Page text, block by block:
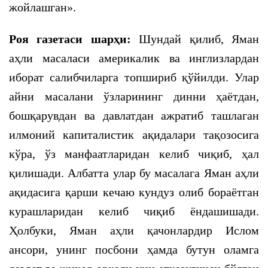
жойлашган».
Роя газетаси шарҳи: Шундай қилиб, Яман
аҳли масаласи америкалик ва инглизлардан
иборат салибчиларга топшириб қўйилди. Улар
айни масалани ўзларининг динни ҳаётдан,
бошқарувдан ва давлатдан ажратиб ташлаган
илмоний капиталистик ақидалари тақозосига
кўра, ўз манфаатларидан келиб чиқиб, ҳал
қилишади. Албатта улар бу масалага Яман аҳли
ақидасига қарши кечаю кундуз олиб бораётган
курашларидан келиб чиқиб ёндашишади.
Ҳолбуки, Яман аҳли қачонлардир Ислом
ансори, унинг посбони ҳамда бутун оламга